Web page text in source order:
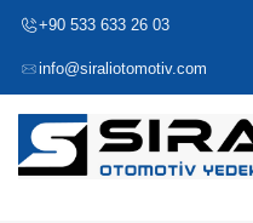
+90 533 633 26 03
info@siraliotomotiv.com